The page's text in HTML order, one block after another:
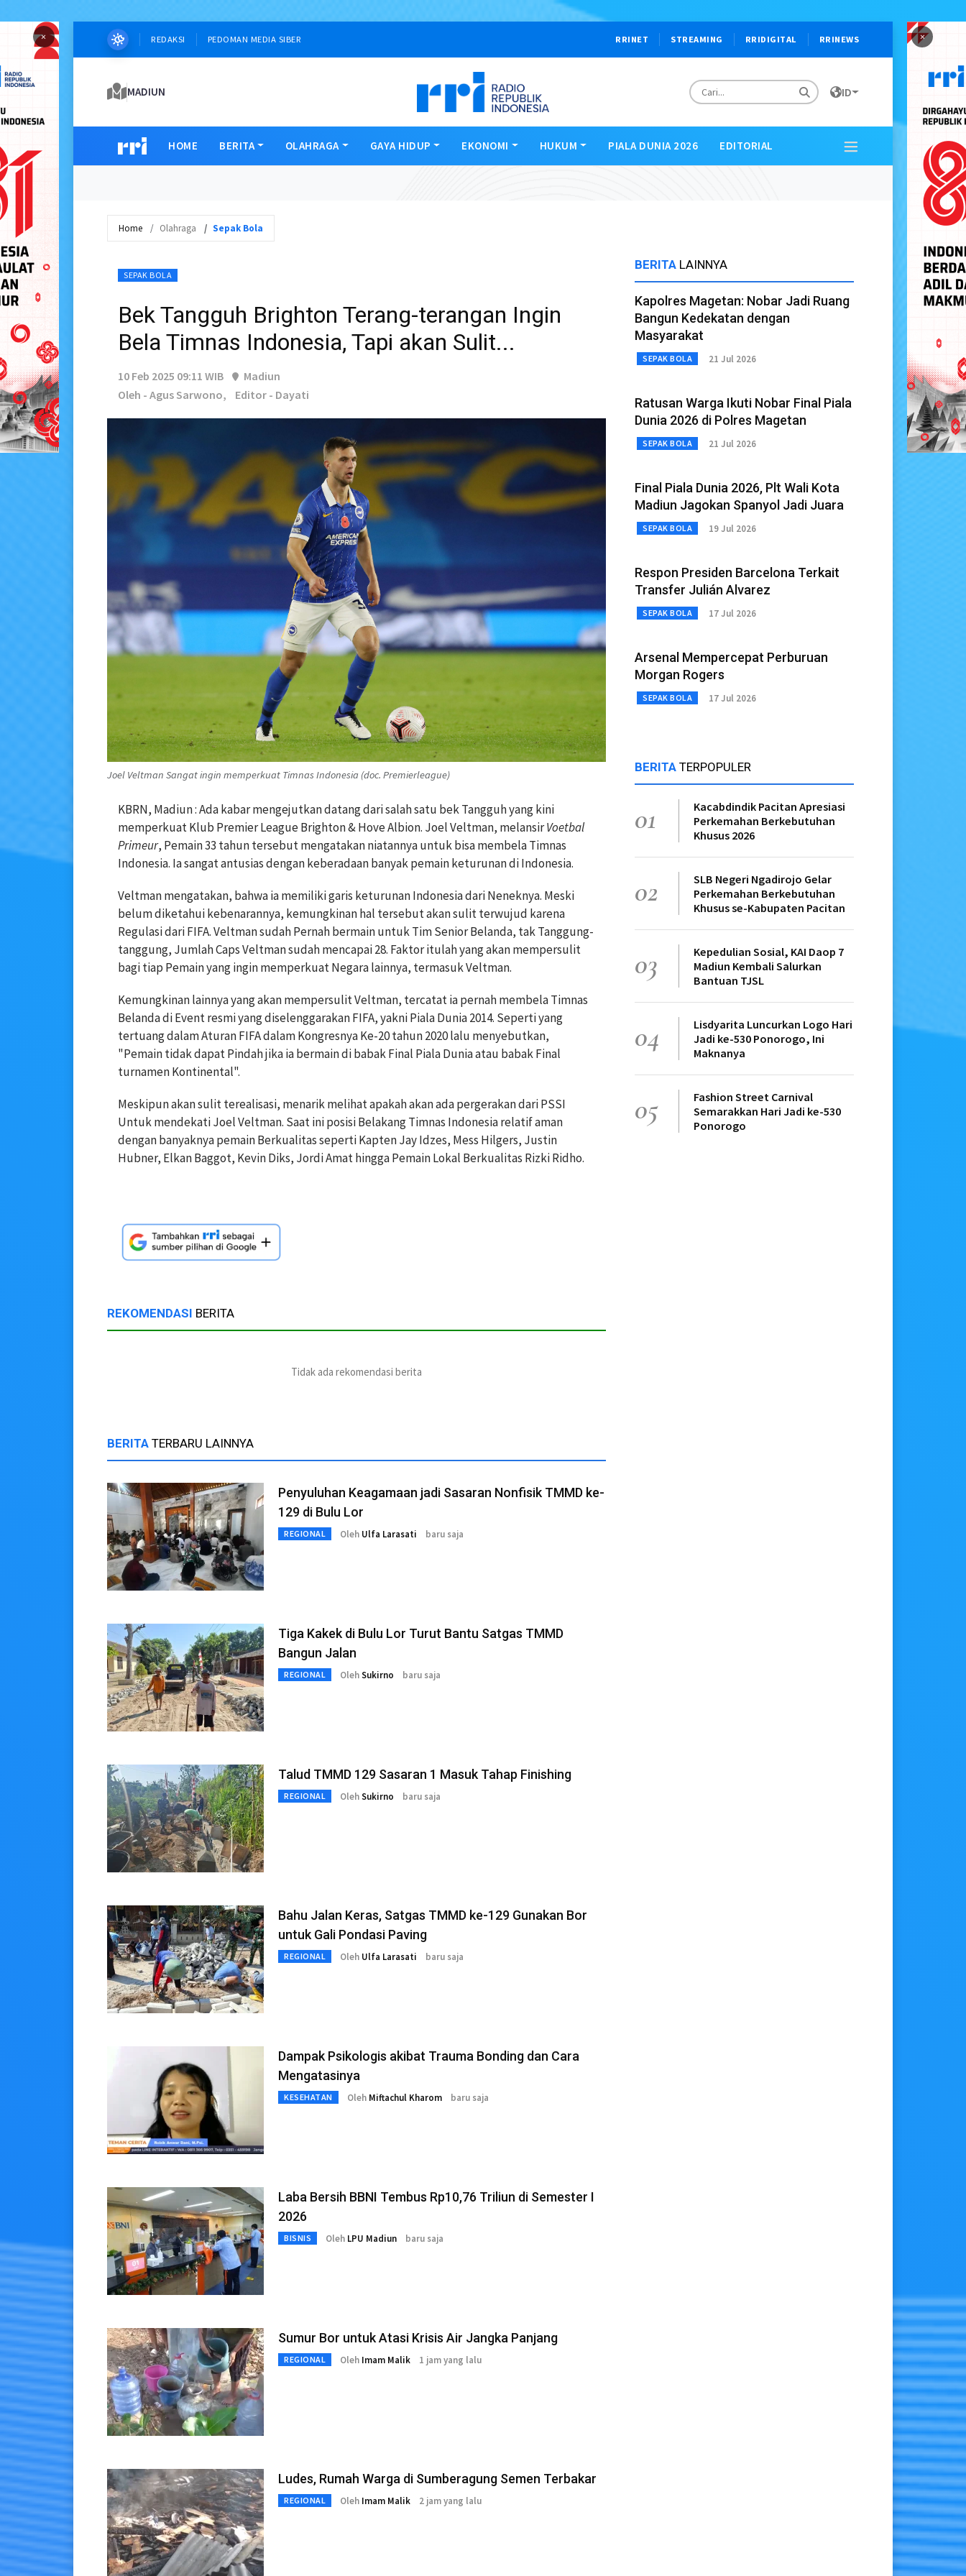
× ×
REDAKSI PEDOMAN MEDIA SIBER RRINET STREAMING RRIDIGITAL RRINEWS
MADIUN ID
HOME BERITA OLAHRAGA GAYA HIDUP EKONOMI HUKUM PIALA DUNIA 2026 EDITORIAL
Home Olahraga Sepak Bola
SEPAK BOLA
Bek Tangguh Brighton Terang-terangan Ingin
Bela Timnas Indonesia, Tapi akan Sulit...
10 Feb 2025 09:11 WIB
Madiun
Oleh - Agus Sarwono,
Editor - Dayati
Joel Veltman Sangat ingin memperkuat Timnas Indonesia (doc. Premierleague)
KBRN, Madiun : Ada kabar mengejutkan datang dari salah satu bek Tangguh yang kini
memperkuat Klub Premier League Brighton & Hove Albion. Joel Veltman, melansirVoetbal
Primeur, Pemain 33 tahun tersebut mengatakan niatannya untuk bisa membela Timnas
Indonesia. Ia sangat antusias dengan keberadaan banyak pemain keturunan di Indonesia.
Veltman mengatakan, bahwa ia memiliki garis keturunan Indonesia dari Neneknya. Meski
belum diketahui kebenarannya, kemungkinan hal tersebut akan sulit terwujud karena
Regulasi dari FIFA. Veltman sudah Pernah bermain untuk Tim Senior Belanda, tak Tanggung-
tanggung, Jumlah Caps Veltman sudah mencapai 28. Faktor itulah yang akan mempersulit
bagi tiap Pemain yang ingin memperkuat Negara lainnya, termasuk Veltman.
Kemungkinan lainnya yang akan mempersulit Veltman, tercatat ia pernah membela Timnas
Belanda di Event resmi yang diselenggarakan FIFA, yakni Piala Dunia 2014. Seperti yang
tertuang dalam Aturan FIFA dalam Kongresnya Ke-20 tahun 2020 lalu menyebutkan,
"Pemain tidak dapat Pindah jika ia bermain di babak Final Piala Dunia atau babak Final
turnamen Kontinental".
Meskipun akan sulit terealisasi, menarik melihat apakah akan ada pergerakan dari PSSI
Untuk mendekati Joel Veltman. Saat ini posisi Belakang Timnas Indonesia relatif aman
dengan banyaknya pemain Berkualitas seperti Kapten Jay Idzes, Mess Hilgers, Justin
Hubner, Elkan Baggot, Kevin Diks, Jordi Amat hingga Pemain Lokal Berkualitas Rizki Ridho.
REKOMENDASI BERITA
Tidak ada rekomendasi berita
BERITA TERBARU LAINNYA
Penyuluhan Keagamaan jadi Sasaran Nonfisik TMMD ke-
129 di Bulu Lor
REGIONAL Oleh Ulfa Larasati baru saja
Tiga Kakek di Bulu Lor Turut Bantu Satgas TMMD
Bangun Jalan
REGIONAL OlehSukirno baru saja
Talud TMMD 129 Sasaran 1 Masuk Tahap Finishing
REGIONAL OlehSukirno baru saja
Bahu Jalan Keras, Satgas TMMD ke-129 Gunakan Bor
untuk Gali Pondasi Paving
REGIONAL Oleh Ulfa Larasati baru saja
Dampak Psikologis akibat Trauma Bonding dan Cara
Mengatasinya
KESEHATAN Oleh Miftachul Kharom baru saja
Laba Bersih BBNI Tembus Rp10,76 Triliun di Semester I
2026
BISNIS Oleh LPU Madiun baru saja
Sumur Bor untuk Atasi Krisis Air Jangka Panjang
REGIONAL Oleh Imam Malik 1 jam yang lalu
Ludes, Rumah Warga di Sumberagung Semen Terbakar
REGIONAL Oleh Imam Malik 2 jam yang lalu
BERITA LAINNYA
Kapolres Magetan: Nobar Jadi Ruang
Bangun Kedekatan dengan
Masyarakat
SEPAK BOLA 21 Jul 2026
Ratusan Warga Ikuti Nobar Final Piala
Dunia 2026 di Polres Magetan
SEPAK BOLA 21 Jul 2026
Final Piala Dunia 2026, Plt Wali Kota
Madiun Jagokan Spanyol Jadi Juara
SEPAK BOLA 19 Jul 2026
Respon Presiden Barcelona Terkait
Transfer Julián Alvarez
SEPAK BOLA 17 Jul 2026
Arsenal Mempercepat Perburuan
Morgan Rogers
SEPAK BOLA 17 Jul 2026
BERITA TERPOPULER
01
Kacabdindik Pacitan Apresiasi
Perkemahan Berkebutuhan
Khusus 2026
02
SLB Negeri Ngadirojo Gelar
Perkemahan Berkebutuhan
Khusus se-Kabupaten Pacitan
03
Kepedulian Sosial, KAI Daop 7
Madiun Kembali Salurkan
Bantuan TJSL
04
Lisdyarita Luncurkan Logo Hari
Jadi ke-530 Ponorogo, Ini
Maknanya
05
Fashion Street Carnival
Semarakkan Hari Jadi ke-530
Ponorogo